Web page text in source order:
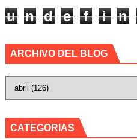
u n d e f i n
ARCHIVO DEL BLOG
CATEGORIAS